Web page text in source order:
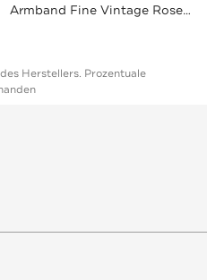
Armband Fine Vintage Rosegold
Herstellers. Prozentuale